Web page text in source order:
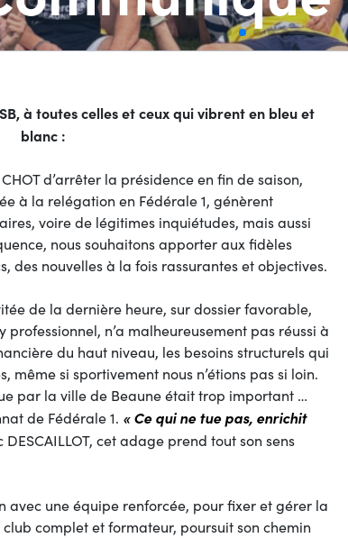
à toutes celles et ceux qui vibrent en bleu et
blanc :
d’arrêter la présidence en fin de saison,
à la relégation en Fédérale 1, génèrent
voire de légitimes inquiétudes, mais aussi
nous souhaitons apporter aux fidèles
des nouvelles à la fois rassurantes et objectives.
de la dernière heure, sur dossier favorable,
n’a malheureusement pas réussi à
du haut niveau, les besoins structurels qui
même si sportivement nous n’étions pas si loin.
par la ville de Beaune était trop important …
de Fédérale 1. « Ce qui ne tue pas, enrichit
cet adage prend tout son sens
avec une équipe renforcée, pour fixer et gérer la
complet et formateur, poursuit son chemin